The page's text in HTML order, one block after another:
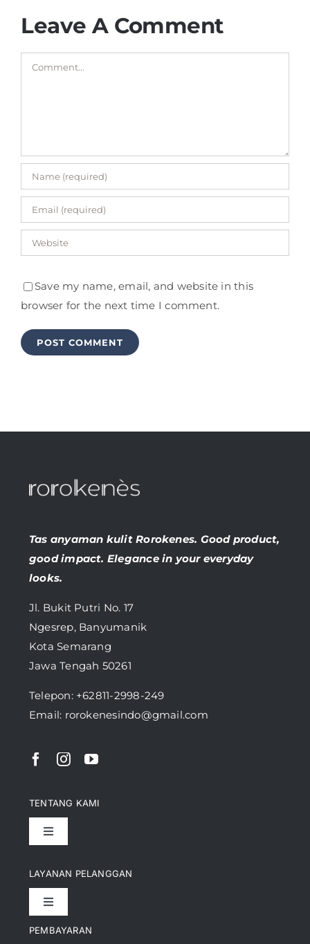
Leave A Comment
Comment
Save my name, email, and website in this
browser for the next time I comment.
Tas anyaman kulit Rorokenes. Good product,
good impact. Elegance in your everyday
looks.
Jl. Bukit Putri No. 17
Ngesrep, Banyumanik
Kota Semarang
Jawa Tengah 50261
Telepon: +62811-2998-249
Email: rorokenesindo@gmail.com
LAYANAN PELANGGAN
Toggle
TENTANG KAMI
Toggle
Pencapaian
Artikel
PEMBAYARAN